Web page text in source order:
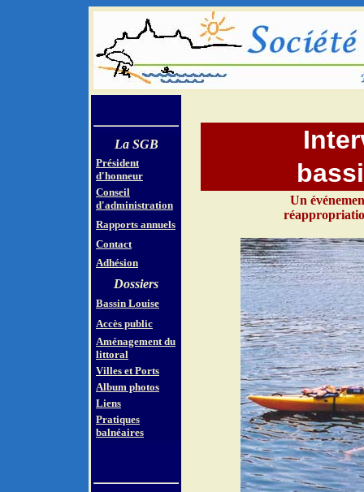
La SGB
Président
d'honneur
Conseil
d'administration
Rapports annuels
Contact
Adhésion
Dossiers
Bassin Louise
Accès public
Aménagement du
littoral
Villes et Ports
Album photos
Liens
Pratiques
balnéaires
Un